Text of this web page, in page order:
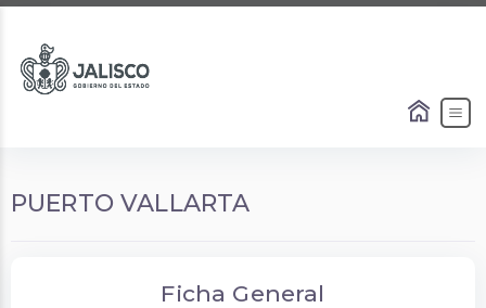
PUERTO VALLARTA
Ficha General